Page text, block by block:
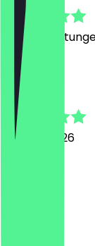
258
Haresh
6. März 2026